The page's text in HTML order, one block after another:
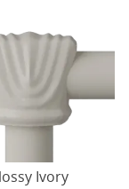
Ivory